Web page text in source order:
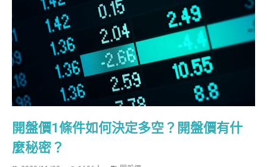
開盤價1條件如何決定多空？開盤價有什
麼秘密？